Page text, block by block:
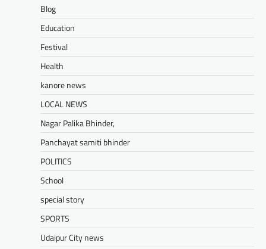
Blog
Education
Festival
Health
kanore news
LOCAL NEWS
Nagar Palika Bhinder,
Panchayat samiti bhinder
POLITICS
School
special story
SPORTS
Udaipur City news
Facebook
EmailWhatsApp
Reddit
X
Share
UDAIPUR CITY NEWS
दूरसंचार सलाहकार समिति की बैठक का
हुआ आयोजन
Mewari Khabar April 22, 2026
मेवाड़ी खबर@उदयपुर।दूर संचार सलाहकार समिति की
के सभागार में सांसद उदयपुर डॉ.…
Share